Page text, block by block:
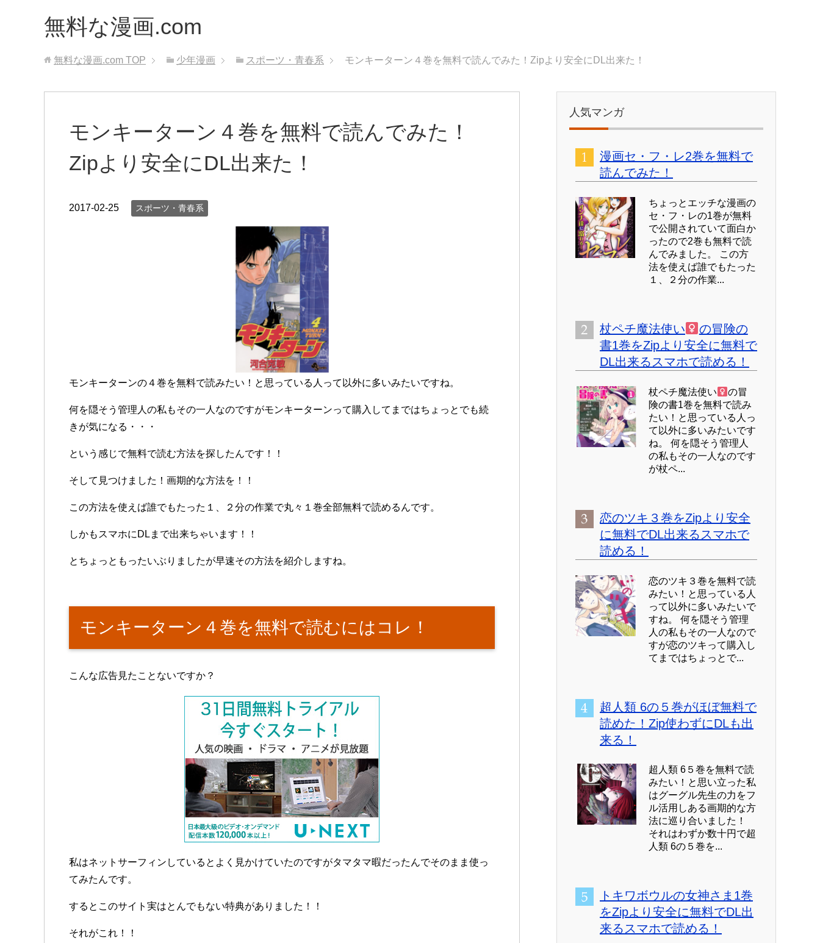
無料な漫画.com
無料な漫画.com TOP 少年漫画 スポーツ・青春系 モンキーターン４巻を無料で読んでみた！Zipより安全にDL出来た！
モンキーターン４巻を無料で読んでみた！
Zipより安全にDL出来た！
2017-02-25 スポーツ・青春系
モンキーターンの４巻を無料で読みたい！と思っている人って以外に多いみたいですね。
何を隠そう管理人の私もその一人なのですがモンキーターンって購入してまではちょっとでも続
きが気になる・・・
という感じで無料で読む方法を探したんです！！
そして見つけました！画期的な方法を！！
この方法を使えば誰でもたった１、２分の作業で丸々１巻全部無料で読めるんです。
しかもスマホにDLまで出来ちゃいます！！
とちょっともったいぶりましたが早速その方法を紹介しますね。
モンキーターン４巻を無料で読むにはコレ！
こんな広告見たことないですか？
私はネットサーフィンしているとよく見かけていたのですがタマタマ暇だったんでそのまま使っ
てみたんです。
するとこのサイト実はとんでもない特典がありました！！
それがこれ！！
人気マンガ
漫画セ・フ・レ2巻を無料で
読んでみた！
ちょっとエッチな漫画の
セ・フ・レの1巻が無料
で公開されていて面白か
ったので2巻も無料で読
んでみました。 この方
法を使えば誰でもたった
１、２分の作業...
杖ペチ魔法使い
の冒険の
書1巻をZipより安全に無料で
DL出来るスマホで読める！
杖ペチ魔法使い
の冒
険の書1巻を無料で読み
たい！と思っている人っ
て以外に多いみたいです
ね。 何を隠そう管理人
の私もその一人なのです
が杖ペ...
恋のツキ３巻をZipより安全
に無料でDL出来るスマホで
読める！
恋のツキ３巻を無料で読
みたい！と思っている人
って以外に多いみたいで
すね。 何を隠そう管理
人の私もその一人なので
すが恋のツキって購入し
てまではちょっとで...
超人類 6の５巻がほぼ無料で
読めた！Zip使わずにDLも出
来る！
超人類 6５巻を無料で読
みたい！と思い立った私
はグーグル先生の力をフ
ル活用しある画期的な方
法に巡り合いました！
それはわずか数十円で超
人類 6の５巻を...
トキワボウルの女神さま1巻
をZipより安全に無料でDL出
来るスマホで読める！